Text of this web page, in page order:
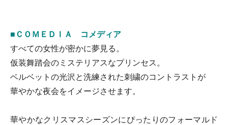
■ＣＯＭＥＤＩＡ コメディア
すべての女性が密かに夢見る。
仮装舞踏会のミステリアスなプリンセス。
ベルベットの光沢と洗練された刺繍のコントラストが
華やかな夜会をイメージさせます。
華やかなクリスマスシーズンにぴったりのフォーマルド